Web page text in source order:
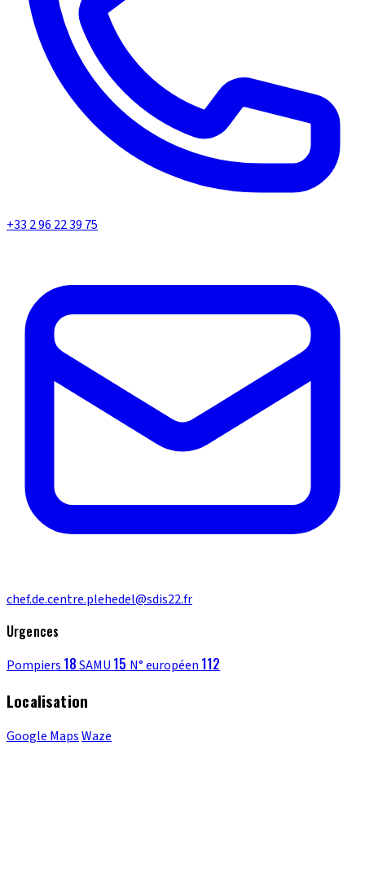
+33 2 96 22 39 75
chef.de.centre.plehedel@sdis22.fr
Urgences
Pompiers 18SAMU 15 N° européen 112
Localisation
Google MapsWaze